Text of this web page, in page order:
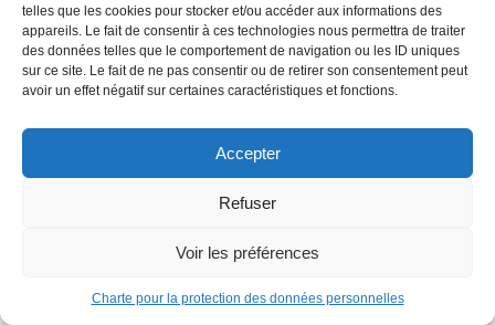
telles que les cookies pour stocker et/ou accéder aux informations des
appareils. Le fait de consentir à ces technologies nous permettra de traiter
des données telles que le comportement de navigation ou les ID uniques
sur ce site. Le fait de ne pas consentir ou de retirer son consentement peut
avoir un effet négatif sur certaines caractéristiques et fonctions.
Accepter
Refuser
Voir les préférences
Charte pour la protection des données personnelles
© ALL RIGHTS RESERVED. URBAN COMICS POUR LES
ÉDITIONS FRANÇAISES.